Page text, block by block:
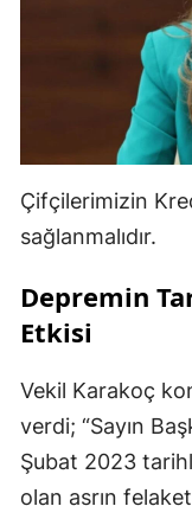
Çifçilerimizin
sağlanmalıdır.
Depremin
Etkisi
Vekil Karakoç
verdi; “Sayın
Şubat 2023
olan asrın